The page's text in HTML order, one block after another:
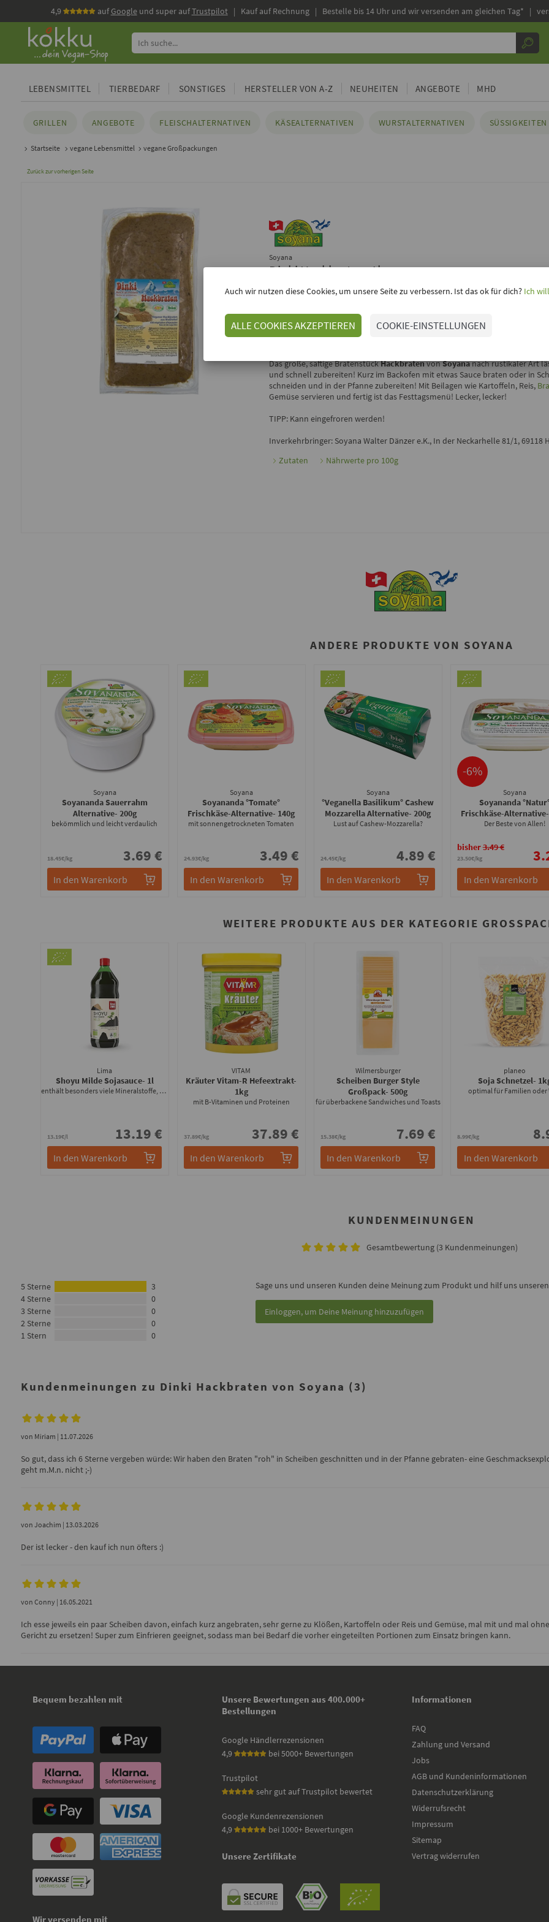
4,9 aufGoogleund super aufTrustpilot| Kauf auf Rechnung | Bestelle bis 14 Uhr und wir versenden am gleichen Tag* |
LEBENSMITTEL TIERBEDARF SONSTIGES HERSTELLER VON A-Z NEUHEITEN ANGEBOTE MHD
GRILLEN ANGEBOTE FLEISCHALTERNATIVEN KÄSEALTERNATIVEN WURSTALTERNATIVEN SÜSSIGKEITEN
Startseite vegane Lebensmittel vegane Großpackungen
Zurück zur vorherigen Seite
Soyana
Dinki Hackbraten, 1kg
DINKI HACKBRATEN VON SOYANA
Das große, saftige BratenstückHackbratenvonSoyananach rustikaler Art
und schnell zubereiten! Kurz im Backofen mit etwas Sauce braten oder in
schneiden und in der Pfanne zubereiten! Mit Beilagen wie Kartoffeln, Reis,
Gemüse servieren und fertig ist das Festtagsmenü! Lecker, lecker!
TIPP: Kann eingefroren werden!
Inverkehrbringer: Soyana Walter Dänzer e.K., In der Neckarhelle 81/1, 69118
Zutaten
Nährwerte pro 100g
ANDERE PRODUKTE VON SOYANA
Soyana
Soyananda Sauerrahm
Alternative- 200g
bekömmlich und leicht verdaulich
18.45€/kg 3.69 €
In den Warenkorb
Soyana
Soyananda °Tomate°
Frischkäse-Alternative- 140g
mit sonnengetrockneten Tomaten
24.93€/kg 3.49 €
In den Warenkorb
Soyana
°Veganella Basilikum° Cashew
Mozzarella Alternative- 200g
Lust auf Cashew-Mozzarella?
24.45€/kg 4.89 €
In den Warenkorb
-6%
Soyana
Soyananda
Frischkäse-Alternative
Der Beste von Allen!
23.50€/kg
bisher3.49 €
In den Warenkorb
WEITERE PRODUKTE AUS DER KATEGORIE
Lima
Shoyu Milde Sojasauce- 1l
enthält besonders viele Mineralstoffe, Vitamine und Proteine
13.19€/l 13.19 €
In den Warenkorb
VITAM
Kräuter Vitam-R Hefeextrakt-
1kg
mit B-Vitaminen und Proteinen
37.89€/kg 37.89 €
In den Warenkorb
Wilmersburger
Scheiben Burger Style
Großpack- 500g
für überbackene Sandwiches und Toasts
15.38€/kg 7.69 €
In den Warenkorb
planeo
Soja Schnetzel-
optimal für Familien oder
8.99€/kg
In den Warenkorb
KUNDENMEINUNGEN
Gesamtbewertung (3 Kundenmeinungen)
5 Sterne
3
4 Sterne
0
3 Sterne
0
2 Sterne
0
1 Stern
0
Sage uns und unseren Kunden deine Meinung zum Produkt und hilf uns
Einloggen, um Deine Meinung hinzuzufügen
Kundenmeinungen zu Dinki Hackbraten von Soyana (3)
von Miriam | 11.07.2026
So gut, dass ich 6 Sterne vergeben würde: Wir haben den Braten "roh" in Scheiben geschnitten und in der Pfanne gebraten- eine
geht m.M.n. nicht ;-)
von Joachim | 13.03.2026
Der ist lecker - den kauf ich nun öfters :)
von Conny| 16.05.2021
Ich esse jeweils ein paar Scheiben davon, einfach kurz angebraten, sehr gerne zu Klößen, Kartoffeln oder Reis und Gemüse, mal mit und mal
Gericht zu ersetzen! Super zum Einfrieren geeignet, sodass man bei Bedarf die vorher eingeteilten Portionen zum Einsatz bringen kann.
Bequem bezahlen mit
Wir versenden mit
Unsere Bewertungen aus 400.000+
Bestellungen
Google Händlerrezensionen
4,9
bei 5000+ Bewertungen
Trustpilot
sehr gut auf Trustpilot bewertet
Google Kundenrezensionen
4,9
bei 1000+ Bewertungen
Unsere Zertifikate
Informationen
FAQ
Zahlung und Versand
Jobs
AGB und Kundeninformationen
Datenschutzerklärung
Widerrufsrecht
Impressum
Sitemap
Vertrag widerrufen
Auch wir nutzen diese Cookies, um unsere Seite zu verbessern. Ist das ok für dich?Ich
ALLE COOKIES AKZEPTIEREN COOKIE-EINSTELLUNGEN